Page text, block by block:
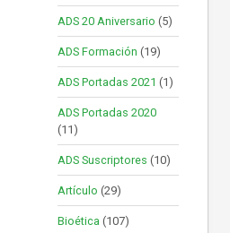
ADS 20 Aniversario (5)
ADS Formación (19)
ADS Portadas 2021 (1)
ADS Portadas 2020
(11)
ADS Suscriptores (10)
Artículo (29)
Bioética (107)